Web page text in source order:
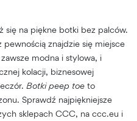
na piękne botki bez palców.
znajdzie się miejsce
modna i stylowa, i
kolacji, biznesowej
Botki peep toe to
Sprawdź najpiękniejsze
sklepach CCC, na ccc.eu i